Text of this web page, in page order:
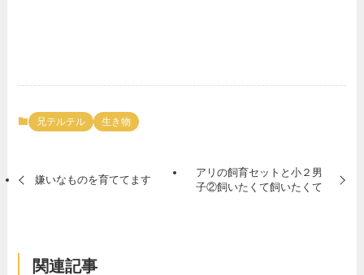
兄テルテル 生き物
嫌いなものを育ててます
アリの飼育セットと小２男
子②飼いたくて飼いたくて
関連記事